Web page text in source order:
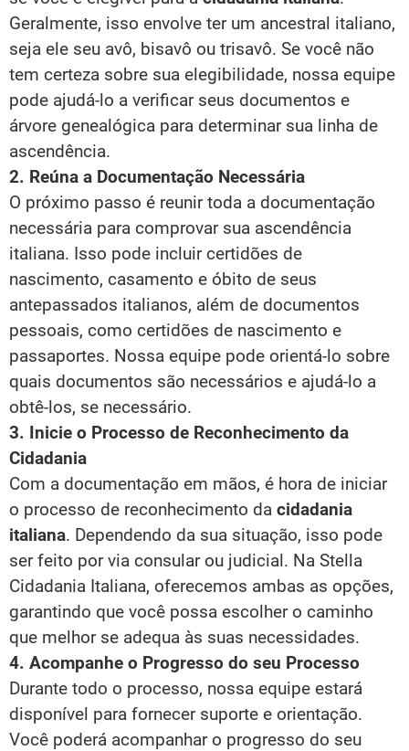
Geralmente, isso envolve ter um ancestral italiano,
seja ele seu avô, bisavô ou trisavô. Se você não
tem certeza sobre sua elegibilidade, nossa equipe
pode ajudá-lo a verificar seus documentos e
árvore genealógica para determinar sua linha de
ascendência.
2. Reúna a Documentação Necessária
O próximo passo é reunir toda a documentação
necessária para comprovar sua ascendência
italiana. Isso pode incluir certidões de
nascimento, casamento e óbito de seus
antepassados italianos, além de documentos
pessoais, como certidões de nascimento e
passaportes. Nossa equipe pode orientá-lo sobre
quais documentos são necessários e ajudá-lo a
obtê-los, se necessário.
3. Inicie o Processo de Reconhecimento da
Cidadania
Com a documentação em mãos, é hora de iniciar
o processo de reconhecimento da cidadania
italiana. Dependendo da sua situação, isso pode
ser feito por via consular ou judicial. Na Stella
Cidadania Italiana, oferecemos ambas as opções,
garantindo que você possa escolher o caminho
que melhor se adequa às suas necessidades.
4. Acompanhe o Progresso do seu Processo
Durante todo o processo, nossa equipe estará
disponível para fornecer suporte e orientação.
Você poderá acompanhar o progresso do seu